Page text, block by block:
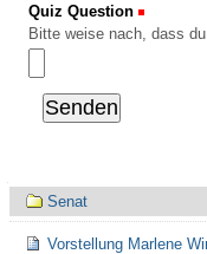
Quiz Question
Bitte weise nach, dass
Navigation
Senat
Vorstellung Marlene